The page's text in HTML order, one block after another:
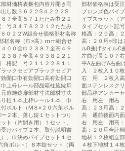
材価格表梱包内容片開き両
し数３６２２S４２２２S
７全高５７１たたみ巾２２
号３４７８２２１２たたみ
２２W組合せ価格部材名称
材名称（巾×高）mm組合せ
００全巾２３８７全高４９
３８７全高４９３８２２１
格記 号２１１２２８１１
ックセピアブラックセピア
開口巾有効開口高有効開口
上枠レール部品箱柱施錠扉
扉施錠扉部材寸法部材寸法
柱１本上枠レール１本、巾
ボルト（M８×２０六角ボル
２本、落し錠１セットつり
ト（片開き用）１セット、
けパイプ２本、取付説明書
、巾決めパイプセット１セ
角ボルト）８本錠セット（両
部材価格表は受
ブロンズ色パイ
イプスラット（
タイプセット記
格高：２０高：
高：２０用○印は
ルB曲げタイルC
左曲げ長１０７
平A左曲げA右
入 ２枚入１０
右 用 ２枚入高
面ステンレスク
部品箱アンカー
右 用左 用右 用
高：２３用高：
共 通前後面内
右 用左 用高：
高：２０用合計
地材１２枚組立
４枚下地材１４